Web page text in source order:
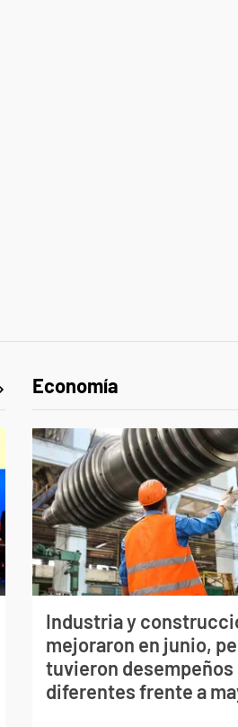
Economía
Industria y
mejoraron en junio,
tuvieron desempeños
diferentes frente a